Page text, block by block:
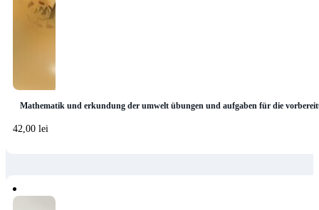
Mathematik und erkundung der umwelt übungen und aufgaben für die
42,00 lei